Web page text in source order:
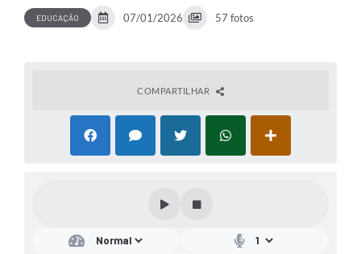
EDUCAÇÃO 07/01/2026 57 fotos
COMPARTILHAR